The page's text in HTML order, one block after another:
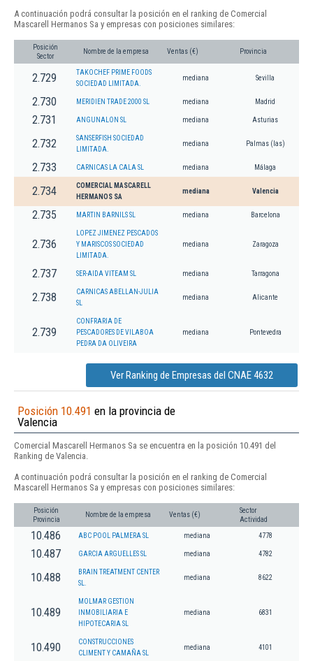
A continuación podrá consultar la posición en el ranking de Comercial
Mascarell Hermanos Sa y empresas con posiciones similares:
Posición
Sector
Nombre de la empresa Ventas (€) Provincia
2.729
TAKOCHEF PRIME FOODS
SOCIEDAD LIMITADA.
mediana Sevilla
2.730 MERIDIEN TRADE 2000 SL mediana Madrid
2.731 ANGUNALON SL mediana Asturias
2.732
SANSERFISH SOCIEDAD
LIMITADA.
mediana Palmas (las)
2.733 CARNICAS LA CALA SL mediana Málaga
2.734
COMERCIAL MASCARELL
HERMANOS SA
mediana Valencia
2.735 MARTIN BARNILS SL mediana Barcelona
2.736
LOPEZ JIMENEZ PESCADOS
Y MARISCOS SOCIEDAD
LIMITADA.
mediana Zaragoza
2.737 SER-AIDA VITEAM SL mediana Tarragona
2.738
CARNICAS ABELLAN-JULIA
SL
mediana Alicante
2.739
CONFRARIA DE
PESCADORES DE VILABOA
PEDRA DA OLIVEIRA
mediana Pontevedra
Ver Ranking de Empresas del CNAE 4632
Posición 10.491 en la provincia de
Valencia
Comercial Mascarell Hermanos Sa se encuentra en la posición 10.491 del
Ranking de Valencia.
A continuación podrá consultar la posición en el ranking de Comercial
Mascarell Hermanos Sa y empresas con posiciones similares:
Posición
Provincia
Nombre de la empresa Ventas (€)
Sector
Actividad
10.486 ABC POOL PALMERA SL mediana 4778
10.487 GARCIA ARGUELLES SL mediana 4782
10.488
BRAIN TREATMENT CENTER
SL.
mediana 8622
10.489
MOLMAR GESTION
INMOBILIARIA E
HIPOTECARIA SL
mediana 6831
10.490
CONSTRUCCIONES
CLIMENT Y CAMAÑA SL
mediana 4101